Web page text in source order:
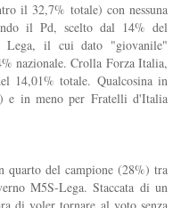
il 32,7% totale) con nessuna
il Pd, scelto dal 14% del
Lega, il cui dato "giovanile"
nazionale. Crolla Forza Italia,
14,01% totale. Qualcosina in
e in meno per Fratelli d'Italia
quarto del campione (28%) tra
M5S-Lega. Staccata di un